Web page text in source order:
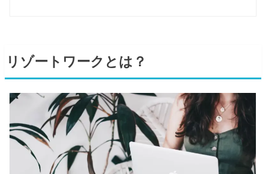
リゾートワークとは？